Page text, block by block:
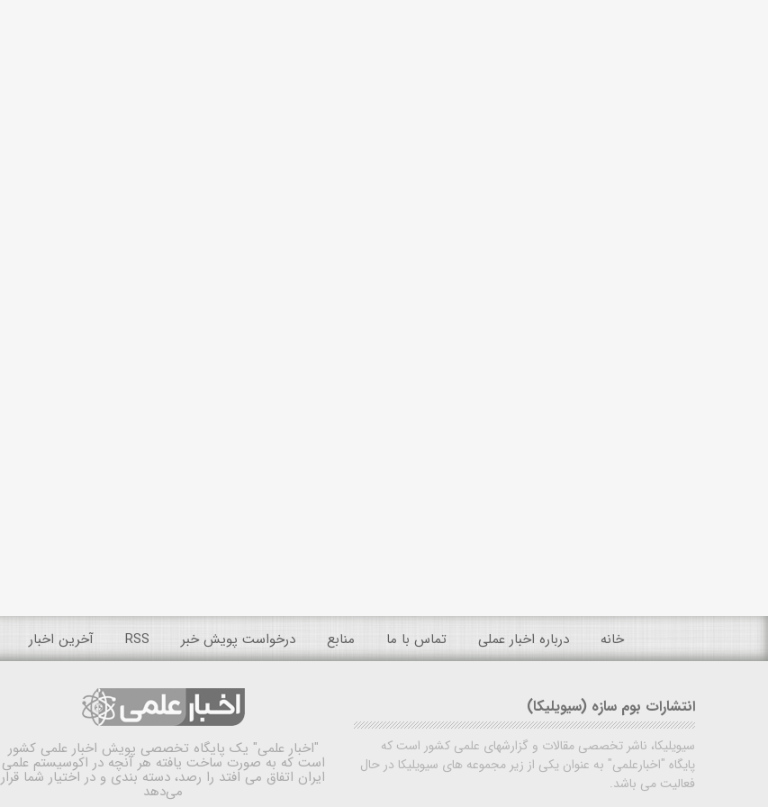
خانه درباره اخبار عملی تماس با ما منابع درخواست پویش خبر RSS آخرین اخبار
انتشارات بوم سازه (سیویلیکا)
سیویلیکا، ناشر تخصصی مقالات و گزارشهای علمی کشور است که
پایگاه "اخبارعلمی" به عنوان یکی از زیر مجموعه های سیویلیکا در حال
فعالیت می باشد.
"اخبار علمی" یک پایگاه تخصصی پویش اخبار علمی کشور
است که به صورت ساخت یافته هر آنچه در اکوسیستم علمی
ایران اتفاق می افتد را رصد، دسته بندی و در اختیار شما قرار
می‌دهد